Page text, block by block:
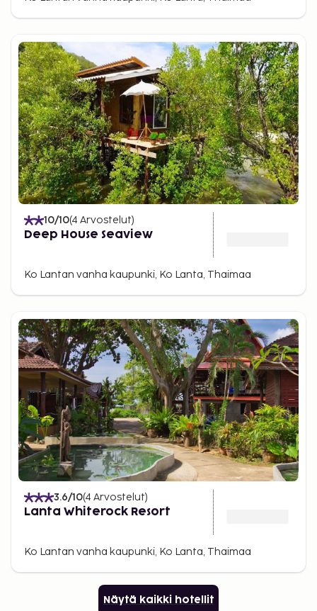
10/10(4 Arvostelut)
Deep House Seaview
Ko Lantan vanha kaupunki, Ko Lanta, Thaimaa
3.6/10(4 Arvostelut)
Lanta Whiterock Resort
Ko Lantan vanha kaupunki, Ko Lanta, Thaimaa
Näytä kaikki hotellit